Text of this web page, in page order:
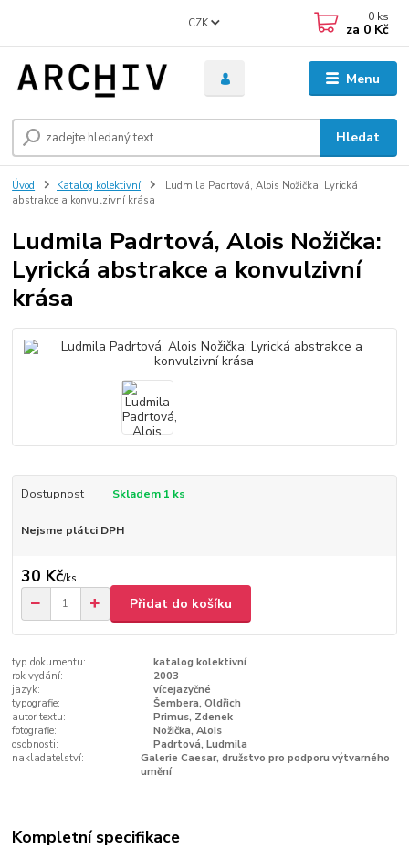
Menu
CZK
Hledat
0 ks
za 0 Kč
Úvod Katalog kolektivní
Ludmila Padrtová, Alois Nožička: Lyrická
abstrakce a konvulzivní krása
Ludmila Padrtová, Alois Nožička:
Lyrická abstrakce a konvulzivní
krása
Dostupnost Skladem 1 ks
Nejsme plátci DPH
30 Kč/ks
Přidat do košíku
typ dokumentu:
katalog kolektivní
rok vydání:
2003
jazyk:
vícejazyčné
typografie:
Šembera, Oldřich
autor textu:
Primus, Zdenek
fotografie:
Nožička, Alois
osobnosti:
Padrtová, Ludmila
nakladatelství:
Galerie Caesar, družstvo pro podporu výtvarného
umění
Kompletní specifikace